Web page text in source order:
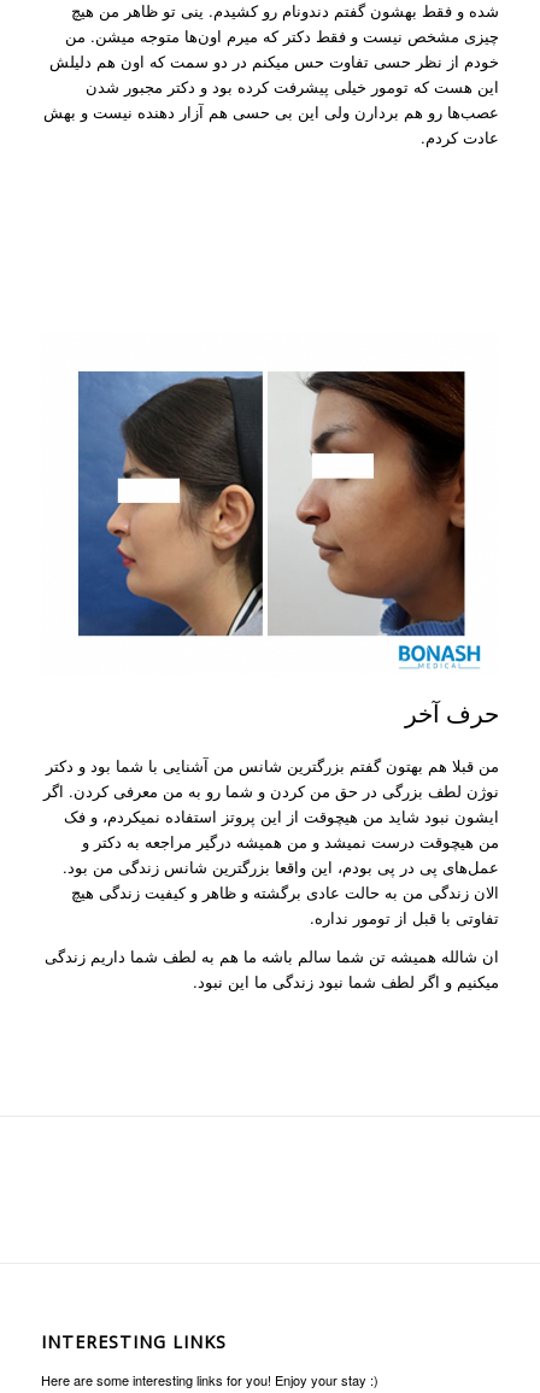
شده و فقط بهشون گفتم دندونام رو کشیدم. ینی تو ظاهر من هیچ
چیزی مشخص نیست و فقط دکتر که میرم اون‌ها متوجه میشن. من
خودم از نظر حسی تفاوت حس میکنم در دو سمت که اون هم دلیلش
این هست که تومور خیلی پیشرفت کرده بود و دکتر مجبور شدن
عصب‌ها رو هم بردارن ولی این بی حسی هم آزار دهنده نیست و بهش
عادت کردم.
حرف آخر
من قبلا هم بهتون گفتم بزرگترین شانس من آشنایی با شما بود و دکتر
نوژن لطف بزرگی در حق من کردن و شما رو به من معرفی کردن. اگر
ایشون نبود شاید من هیچوقت از این پروتز استفاده نمیکردم، و فک
من هیچوقت درست نمیشد و من همیشه درگیر مراجعه به دکتر و
عمل‌های پی در پی بودم، این واقعا بزرگترین شانس زندگی من بود.
الان زندگی من به حالت عادی برگشته و ظاهر و کیفیت زندگی هیچ
تفاوتی با قبل از تومور نداره.
ان شالله همیشه تن شما سالم باشه ما هم به لطف شما داریم زندگی
میکنیم و اگر لطف شما نبود زندگی ما این نبود.
INTERESTING LINKS
Here are some interesting links for you! Enjoy your stay :)